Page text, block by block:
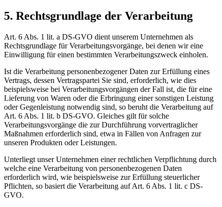
5. Rechtsgrundlage der Verarbeitung
Art. 6 Abs. 1 lit. a DS-GVO dient unserem Unternehmen als
Rechtsgrundlage für Verarbeitungsvorgänge, bei denen wir eine
Einwilligung für einen bestimmten Verarbeitungszweck einholen.
Ist die Verarbeitung personenbezogener Daten zur Erfüllung eines
Vertrags, dessen Vertragspartei Sie sind, erforderlich, wie dies
beispielsweise bei Verarbeitungsvorgängen der Fall ist, die für eine
Lieferung von Waren oder die Erbringung einer sonstigen Leistung
oder Gegenleistung notwendig sind, so beruht die Verarbeitung auf
Art. 6 Abs. 1 lit. b DS-GVO. Gleiches gilt für solche
Verarbeitungsvorgänge die zur Durchführung vorvertraglicher
Maßnahmen erforderlich sind, etwa in Fällen von Anfragen zur
unseren Produkten oder Leistungen.
Unterliegt unser Unternehmen einer rechtlichen Verpflichtung durch
welche eine Verarbeitung von personenbezogenen Daten
erforderlich wird, wie beispielsweise zur Erfüllung steuerlicher
Pflichten, so basiert die Verarbeitung auf Art. 6 Abs. 1 lit. c DS-
GVO.